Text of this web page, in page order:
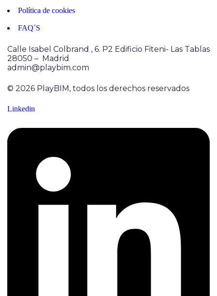
Política de cookies
FAQ´S
Calle Isabel Colbrand , 6. P2 Edificio Fiteni- Las Tablas
28050 – Madrid
admin@playbim.com
© 2026 PlayBIM, todos los derechos reservados
Linkedin